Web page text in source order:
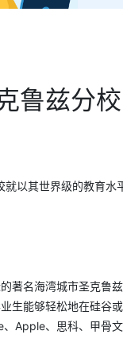
鲁兹分
以其世界级的教育水
著名海湾城市圣克鲁
生能够轻松地在硅谷
Apple、思科、甲骨